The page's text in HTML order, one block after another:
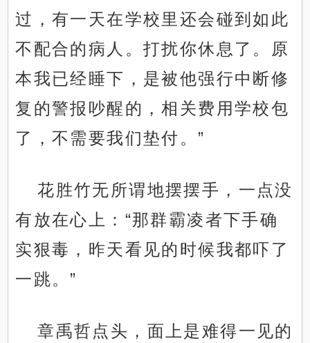
过，有一天在学校里还会碰到如此
不配合的病人。打扰你休息了。原
本我已经睡下，是被他强行中断修
复的警报吵醒的，相关费用学校包
了，不需要我们垫付。”
花胜竹无所谓地摆摆手，一点没
有放在心上：“那群霸凌者下手确
实狠毒，昨天看见的时候我都吓了
一跳。”
章禹哲点头，面上是难得一见的